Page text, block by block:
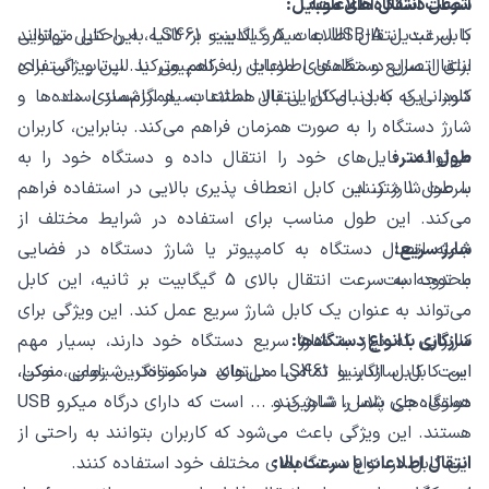
با سرعت انتقال اطلاعات 5 گیگابیت بر ثانیه، این کابل توانایی
انتقال سریع و مطمئن اطلاعات را فراهم می‌کند. این ویژگی برای
کاربرانی که به دنبال کارایی بالا هستند بسیار ارزشمند است.
طول 1 متر:
با طول 1 متر، این کابل انعطاف پذیری بالایی در استفاده فراهم
می‌کند. این طول مناسب برای استفاده در شرایط مختلف از
جمله اتصال دستگاه به کامپیوتر یا شارژ دستگاه در فضایی
محدود است.
سازگاری با انواع دستگاه‌ها:
این کابل سازگار با تمامی مدل‌های سامسونگ، شیاومی، نوکیا،
هواوی، جی پلاس، شاهین و ... است که دارای درگاه میکرو USB
هستند. این ویژگی باعث می‌شود که کاربران بتوانند به راحتی از
این کابل در انواع دستگاه‌های مختلف خود استفاده کنند.
کابل تبدیل USB-A به میکرو الدینیو LS461 به راحتی می‌تواند
برای اتصال دستگاه‌های موبایل به کامپیوتر یا لپ‌تاپ استفاده
شود. این کابل امکان انتقال اطلاعات، همگام‌سازی داده‌ها و
شارژ دستگاه را به صورت همزمان فراهم می‌کند. بنابراین، کاربران
می‌توانند فایل‌های خود را انتقال داده و دستگاه خود را به
سرعت شارژ کنند.
شارژ سریع:
با توجه به سرعت انتقال بالای 5 گیگابیت بر ثانیه، این کابل
می‌تواند به عنوان یک کابل شارژ سریع عمل کند. این ویژگی برای
کاربرانی که نیاز به شارژ سریع دستگاه خود دارند، بسیار مهم
است. کابل الدینیو LS461 می‌تواند در کوتاه‌ترین زمان ممکن،
دستگاه‌های شما را شارژ کند.
انتقال اطلاعات با سرعت بالا: